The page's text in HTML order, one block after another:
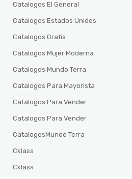
Catalogos El General
Catalogos Estados Unidos
Catalogos Gratis
Catalogos Mujer Moderna
Catalogos Mundo Terra
Catalogos Para Mayorista
Catalogos Para Vender
Catalogos Para Vender
CatalogosMundo Terra
Cklass
Cklass